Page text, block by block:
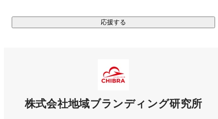
進めています。
https://chibra.co.jp/supportcase/
応援する
株式会社地域ブランディング研究所